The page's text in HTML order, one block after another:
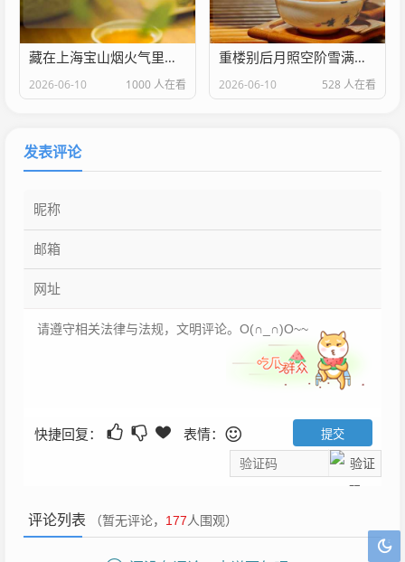
藏在上海宝山烟火气里的家门口好医院 上海大场医院是几级医院
2026-06-10 1000 人在看
重楼别后月照空阶雪满衣中重楼的别名是什么
2026-06-10 528 人在看
发表评论
快捷回复： 表情：
评论列表 （暂无评论， 177人围观）